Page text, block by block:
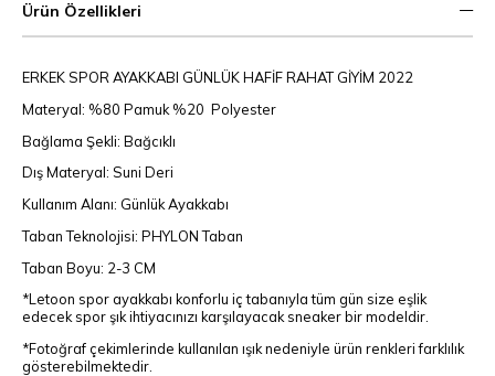
Ürün Özellikleri
ERKEK SPOR AYAKKABI GÜNLÜK HAFİF RAHAT GİYİM 2022
Materyal: %80 Pamuk %20 Polyester
Bağlama Şekli: Bağcıklı
Dış Materyal: Suni Deri
Kullanım Alanı: Günlük Ayakkabı
Taban Teknolojisi: PHYLON Taban
Taban Boyu: 2-3 CM
*Letoon spor ayakkabı konforlu iç tabanıyla tüm gün size eşlik
edecek spor şık ihtiyacınızı karşılayacak sneaker bir modeldir.
*Fotoğraf çekimlerinde kullanılan ışık nedeniyle ürün renkleri farklılık
gösterebilmektedir.